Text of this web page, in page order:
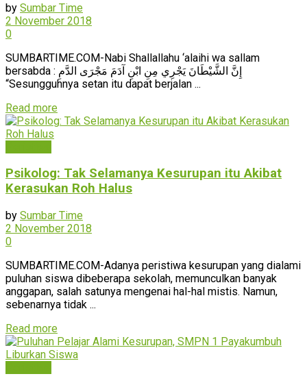
by Sumbar Time
2 November 2018
0
SUMBARTIME.COM-Nabi Shallallahu ‘alaihi wa sallam
bersabda : إِنَّ الشَّيْطَانَ يَجْرِي مِنِ ابْنِ آدَمَ مَجْرَى الدَّمِ
“Sesungguhnya setan itu dapat berjalan ...
Read more
Psikolog: Tak Selamanya Kesurupan itu Akibat
Kerasukan Roh Halus
by Sumbar Time
2 November 2018
0
SUMBARTIME.COM-Adanya peristiwa kesurupan yang dialami
puluhan siswa dibeberapa sekolah, memunculkan banyak
anggapan, salah satunya mengenai hal-hal mistis. Namun,
sebenarnya tidak ...
Read more